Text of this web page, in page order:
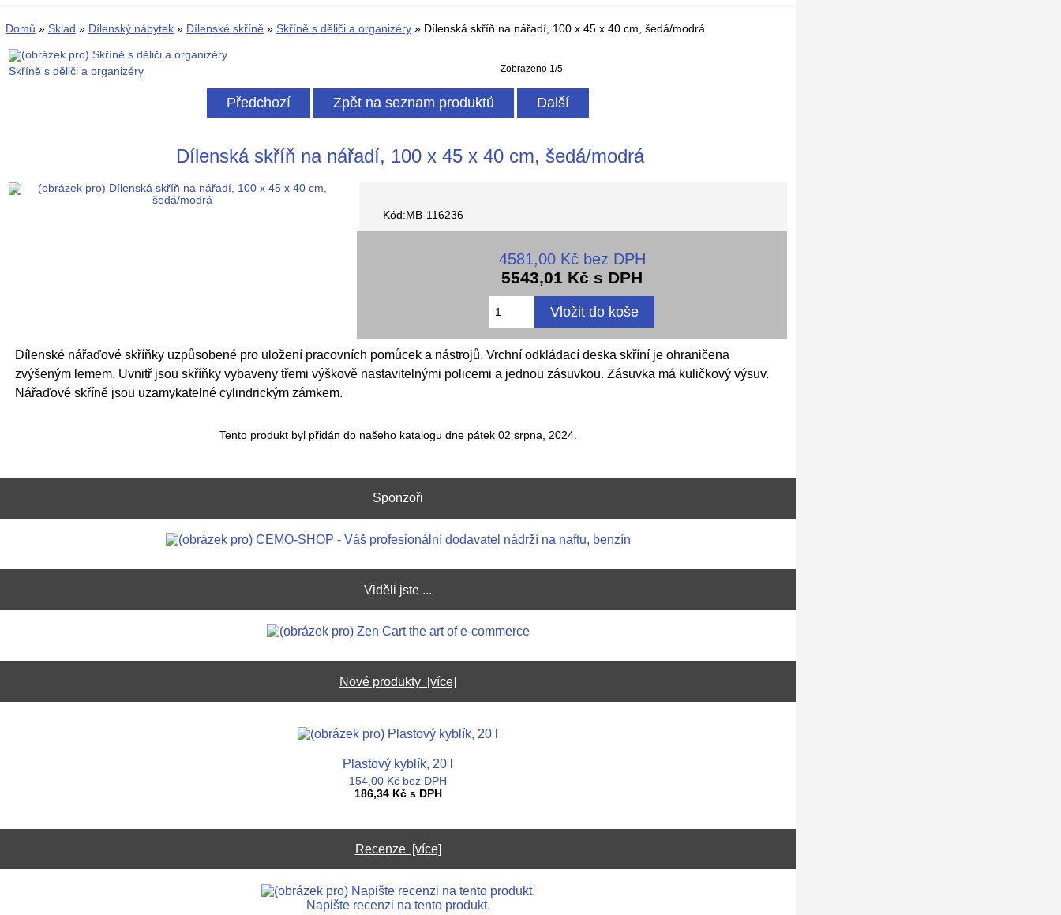
Domů » Sklad » Dílenský nábytek» Dílenské skříně» Skříně s děliči a organizéry» Dílenská skříň na nářadí, 100 x 45 x 40 cm, šedá/modrá
Skříně s děliči a organizéry Zobrazeno 1/5
Předchozí Zpět na seznam produktů Další
Dílenská skříň na nářadí, 100 x 45 x 40 cm, šedá/modrá
Kód:MB-116236
4581,00 Kč bez DPH
5543,01 Kč s DPH
Dílenské nářaďové skříňky uzpůsobené pro uložení pracovních pomůcek a nástrojů. Vrchní odkládací deska skříní je ohraničena
zvýšeným lemem. Uvnitř jsou skříňky vybaveny třemi výškově nastavitelnými policemi a jednou zásuvkou. Zásuvka má kuličkový výsuv.
Nářaďové skříně jsou uzamykatelné cylindrickým zámkem.
Tento produkt byl přidán do našeho katalogu dne pátek 02 srpna, 2024.
Sponzoři
Viděli jste ...
Nové produkty [více]
Plastový kyblík, 20 l
154,00 Kč bez DPH
186,34 Kč s DPH
Recenze [více]
Napište recenzi na tento produkt.